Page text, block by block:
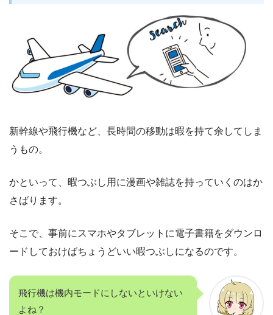
新幹線や飛行機など、長時間の移動は暇を持て余してしま
うもの。
かといって、暇つぶし用に漫画や雑誌を持っていくのはか
さばります。
そこで、事前にスマホやタブレットに電子書籍をダウンロ
ードしておけばちょうどいい暇つぶしになるのです。
飛行機は機内モードにしないといけない
よね？